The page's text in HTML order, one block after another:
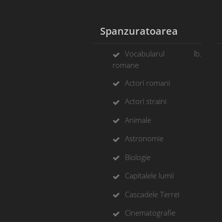
Spanzuratoarea
Vocabularul lb.
romane
Actori romani
Actori straini
Animale
Astronomie
Biologie
Capitalele lumii
Cascadele Terrei
Cinematografie